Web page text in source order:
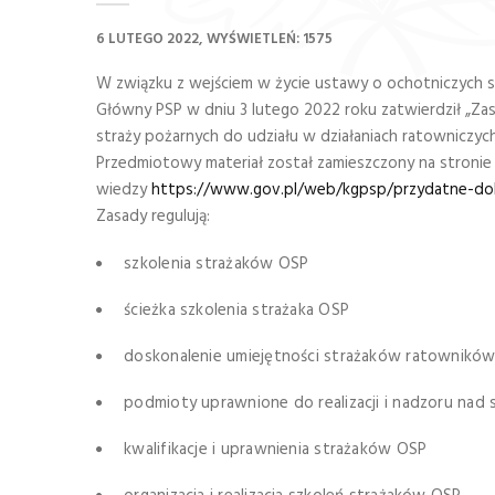
6 LUTEGO 2022 WYŚWIETLEŃ: 1575
W związku z wejściem w życie ustawy o
Główny PSP w dniu 3 lutego 2022 roku zatwierdził
straży pożarnych do udziału w działaniach
Przedmiotowy materiał został zamieszczony na stronie
wiedzyhttps://www.gov.pl/web/kgpsp/przydatne-
Zasady regulują:
szkolenia strażaków OSP
ścieżka szkolenia strażaka OSP
doskonalenie umiejętności strażaków
podmioty uprawnione do realizacji i nadzoru nad
kwalifikacje i uprawnienia strażaków OSP